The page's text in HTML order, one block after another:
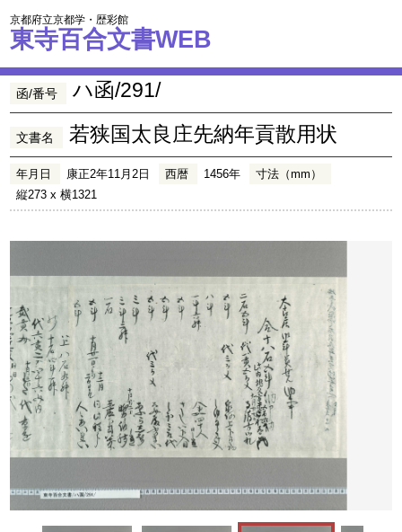
京都府立京都学・歴彩館
東寺百合文書WEB
函/番号 ハ函/291/
文書名 若狭国太良庄先納年貢散用状
年月日 康正2年11月2日 西暦 1456年
寸法（mm）
縦273 x 横1321